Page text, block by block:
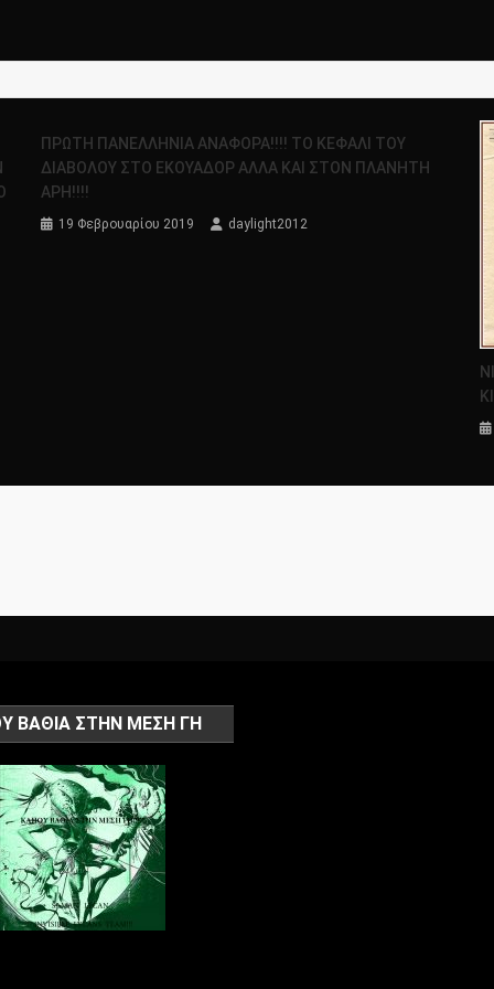
ΠΡΩΤΗ ΠΑΝΕΛΛΗΝΙΑ ΑΝΑΦΟΡΑ!!!! ΤΟ ΚΕΦΑΛΙ ΤΟΥ
ΔΙΑΒΟΛΟΥ ΣΤΟ ΕΚΟΥΑΔΟΡ ΑΛΛΑ ΚΑΙ ΣΤΟΝ ΠΛΑΝΗΤΗ
ΑΡΗ!!!!
19 Φεβρουαρίου 2019 daylight2012
ΒΑΘΙΑ ΣΤΗΝ ΜΕΣΗ ΓΗ